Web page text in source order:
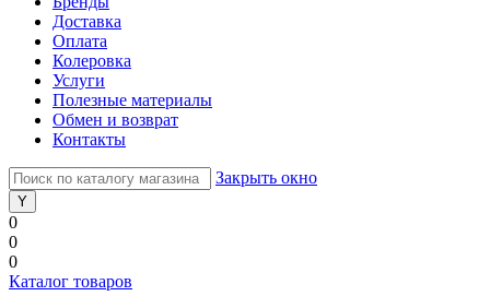
Доставка
Оплата
Колеровка
Услуги
Полезные материалы
Обмен и возврат
Контакты
Закрыть окно
0
0
0
Каталог товаров